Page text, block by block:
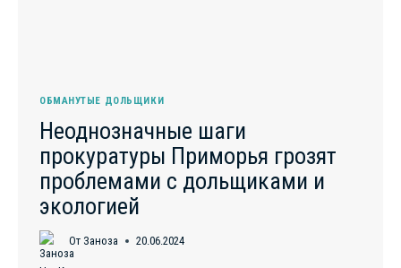
ОБМАНУТЫЕ ДОЛЬЩИКИ
Неоднозначные шаги
прокуратуры Приморья грозят
проблемами с дольщиками и
экологией
От Заноза 20.06.2024